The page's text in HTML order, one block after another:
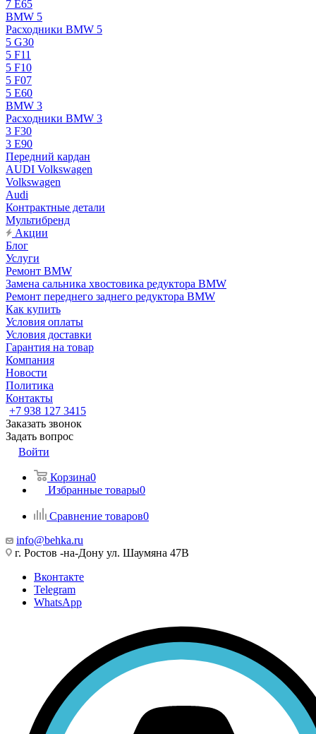
7 E65
BMW 5
Расходники BMW 5
5 G30
5 F11
5 F10
5 F07
5 E60
BMW 3
Расходники BMW 3
3 F30
3 E90
Передний кардан
AUDI Volkswagen
Volkswagen
Audi
Контрактные детали
Мультибренд
Акции
Блог
Услуги
Ремонт BMW
Замена сальника хвостовика редуктора BMW
Ремонт переднего заднего редуктора BMW
Как купить
Условия оплаты
Условия доставки
Гарантия на товар
Компания
Новости
Политика
Контакты
+7 938 127 3415
Заказать звонок
Задать вопрос
Войти
Корзина0
Избранные товары0
Сравнение товаров0
info@behka.ru
г. Ростов -на-Дону ул. Шаумяна 47В
Вконтакте
Telegram
WhatsApp